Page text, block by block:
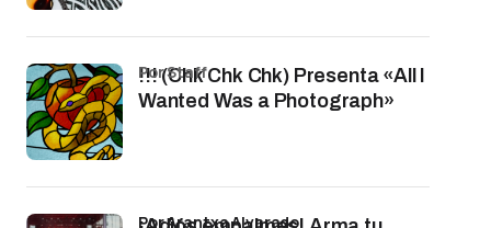
!!! (Chk Chk Chk) Presenta «All I
Wanted Was a Photograph»
por Staff
por Arantxa Alvarado